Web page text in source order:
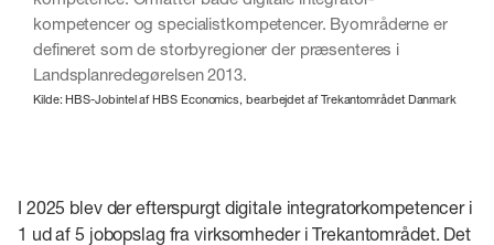
kompetencer og specialistkompetencer. Byområderne er
defineret som de storbyregioner der præsenteres i
Landsplanredegørelsen 2013.
Kilde: HBS-Jobintel af HBS Economics, bearbejdet af Trekantområdet Danmark
I 2025 blev der efterspurgt digitale integratorkompetencer i
1 ud af 5 jobopslag fra virksomheder i Trekantområdet. Det